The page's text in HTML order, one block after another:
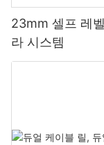
23mm 셀프 레
라 시스템